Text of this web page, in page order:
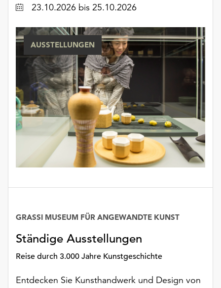
Weitere
finden
Sie
unserer
Datenschutzerklärung
oder
dem
Impressum
Datum23.10.2026 bis 25.10.2026
AUSSTELLUNGEN
Ständige Ausstellungen
Reise durch 3.000 Jahre Kunstgeschichte
GRASSI MUSEUM FÜR ANGEWANDTE KUNST
Entdecken Sie Kunsthandwerk und Design von
Datum